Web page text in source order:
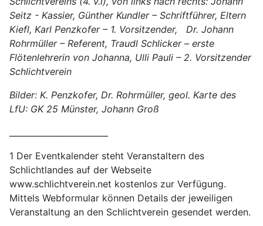
Seitz - Kassier, Günther Kundler – Schriftführer, Eltern
Kiefl, Karl Penzkofer – 1. Vorsitzender, Dr. Johann
Rohrmüller – Referent, Traudl Schlicker – erste
Flötenlehrerin von Johanna, Ulli Pauli – 2. Vorsitzender
Schlichtverein
Bilder: K. Penzkofer, Dr. Rohrmüller, geol. Karte des
LfU: GK 25 Münster, Johann Groß
1 Der Eventkalender steht Veranstaltern des
Schlichtlandes auf der Webseite
www.schlichtverein.net kostenlos zur Verfügung.
Mittels Webformular können Details der jeweiligen
Veranstaltung an den Schlichtverein gesendet werden.